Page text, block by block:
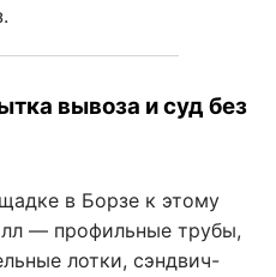
вывоза и суд без
в Борзе к этому
— профильные трубы,
лотки, сэндвич-